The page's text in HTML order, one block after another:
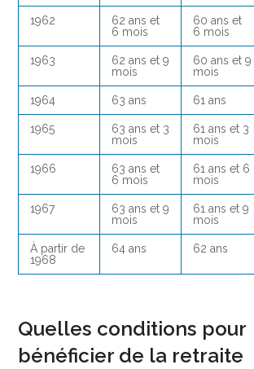
1962
62 ans et
6 mois
60 ans et
6 mois
1963
62 ans et 9
mois
60 ans et 9
mois
1964 63 ans 61 ans
1965
63 ans et 3
mois
61 ans et 3
mois
1966
63 ans et
6 mois
61 ans et 6
mois
1967
63 ans et 9
mois
61 ans et 9
mois
À partir de
1968
64 ans 62 ans
Quelles conditions pour
bénéficier de la retraite